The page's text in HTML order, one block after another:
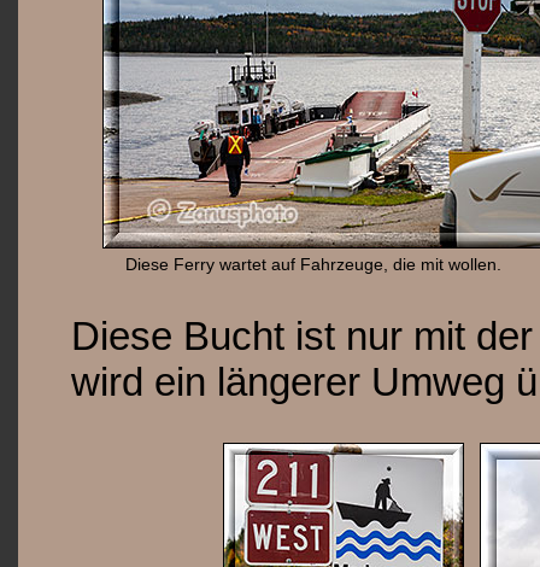
Diese Ferry wartet auf Fahrzeuge, die mit wollen.
Diese Bucht ist nur mit
wird ein längerer Umweg